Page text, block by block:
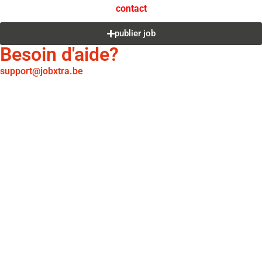
contact
publier job
Besoin d'aide?
support@jobxtra.be